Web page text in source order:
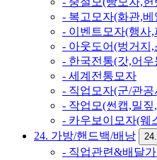
- 복고모자(화관,베
- 이벤트모자(행사
- 아웃도어(벙거지,
- 한국전통(갓,어
- 세계전통모자
- 직업모자(군/관공
- 작업모(썬캡,밀짚
- 카우보이모자(웨
24. 가방/핸드백/배낭
- 직업관련&배달